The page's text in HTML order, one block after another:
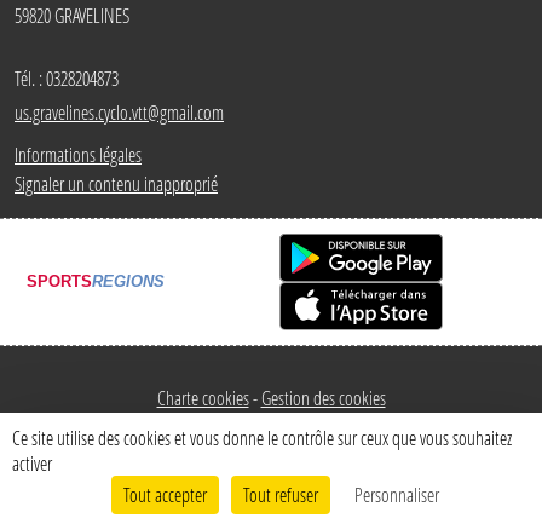
59820GRAVELINES
Tél. :0328204873
us.gravelines.cyclo.vtt@gmail.com
Informations légales
Signaler un contenu inapproprié
SPORTSREGIONS
Charte cookies Gestion des cookies
Envie de participer ? Connexion
Ce site utilise des cookies et vous donne le contrôle sur ceux que vous souhaitez
activer
Tout accepter
Tout refuser Personnaliser